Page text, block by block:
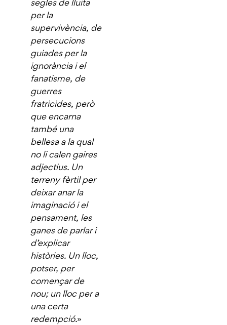
per la
supervivència, de
persecucions
guiades per la
ignorància i el
fanatisme, de
guerres
fratricides, però
que encarna
també una
bellesa a la qual
no li calen gaires
adjectius. Un
terreny fèrtil per
deixar anar la
imaginació i el
pensament, les
ganes de parlar i
d’explicar
històries. Un lloc,
potser, per
començar de
nou; un lloc per a
una certa
redempció.»